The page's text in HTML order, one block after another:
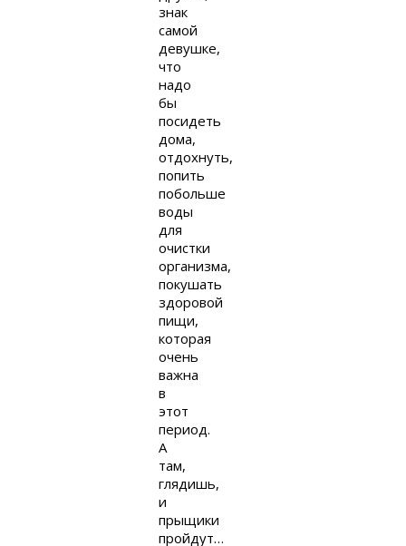
знак
самой
девушке,
что
надо
бы
посидеть
дома,
отдохнуть,
попить
побольше
воды
для
очистки
организма,
покушать
здоровой
пищи,
которая
очень
важна
в
этот
период.
А
там,
глядишь,
и
прыщики
пройдут…